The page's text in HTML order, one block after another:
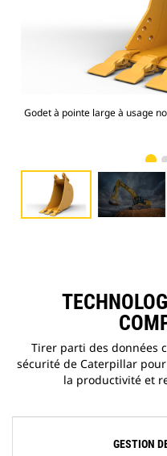
Godet à pointe large à usage
Tirer parti des données
sécurité de Caterpillar
la productivité et
GESTION